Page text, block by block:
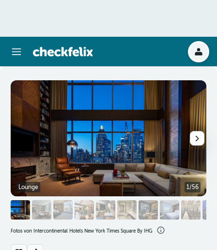
Lounge 1/56
Fotos von Intercontinental Hotels New York Times Square By IHG